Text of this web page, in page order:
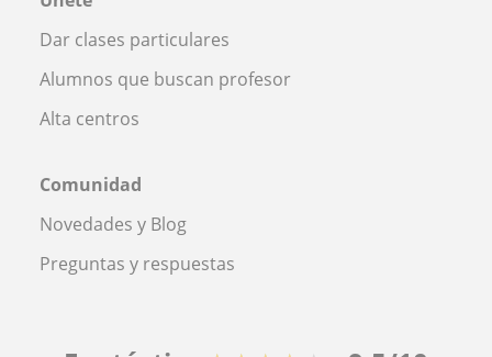
Dar clases particulares
Alumnos que buscan profesor
Alta centros
Comunidad
Novedades y Blog
Preguntas y respuestas